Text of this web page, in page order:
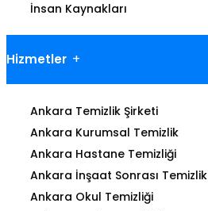
İnsan Kaynakları
Hizmetler
Ankara Temizlik Şirketi
Ankara Kurumsal Temizlik
Ankara Hastane Temizliği
Ankara İnşaat Sonrası Temizlik
Ankara Okul Temizliği